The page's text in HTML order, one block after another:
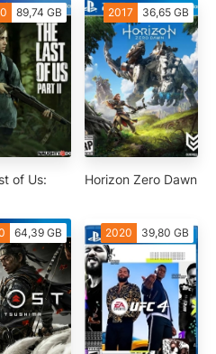
89,74 GB
of Us:
2017 36,65 GB
Horizon Zero Dawn
64,39 GB 2020 39,80 GB